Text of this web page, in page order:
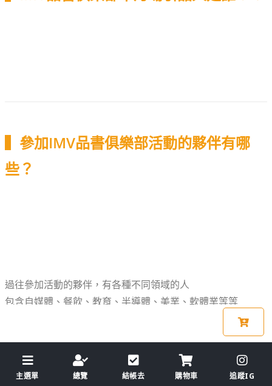
▍參加IMV品書俱樂部活動的夥伴有哪
些？
過往參加活動的夥伴，有各種不同領域的人
包含自媒體、餐飲、教育、半導體、美業、軟體業等等
主選單 總覽 結帳去 購物車 追蹤IG